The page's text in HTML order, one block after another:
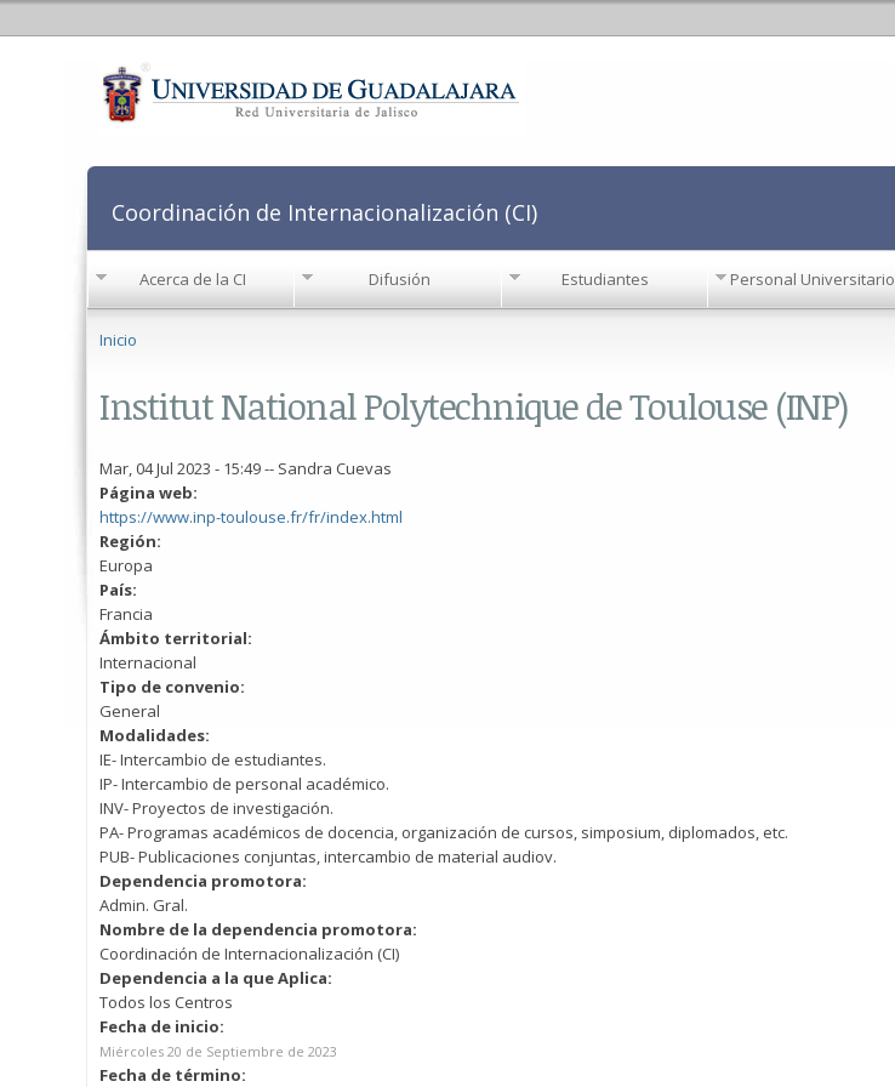
Coordinación de Internacionalización (CI)
Acerca de la CI Difusión Estudiantes Personal Universitario
Se encuentra usted aquí
Inicio
Institut National Polytechnique de Toulouse (INP)
Mar, 04 Jul 2023 - 15:49-- Sandra Cuevas
Página web:
https://www.inp-toulouse.fr/fr/index.html
Región:
Europa
País:
Francia
Ámbito territorial:
Internacional
Tipo de convenio:
General
Modalidades:
IE- Intercambio de estudiantes.
IP- Intercambio de personal académico.
INV- Proyectos de investigación.
PA- Programas académicos de docencia, organización de cursos, simposium, diplomados, etc.
PUB- Publicaciones conjuntas, intercambio de material audiov.
Dependencia promotora:
Admin. Gral.
Nombre de la dependencia promotora:
Coordinación de Internacionalización (CI)
Dependencia a la que Aplica:
Todos los Centros
Fecha de inicio:
Miércoles 20 de Septiembre de 2023
Fecha de término: